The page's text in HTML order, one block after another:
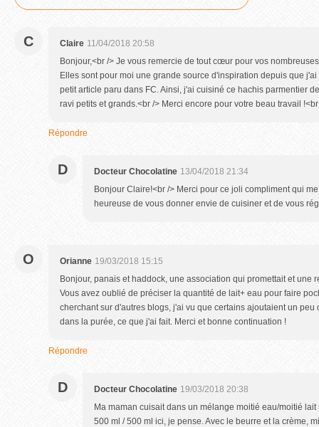
C Claire 11/04/2018 20:58
Bonjour,<br /> Je vous remercie de tout cœur pour vos
Elles sont pour moi une grande source d'inspiration depuis que
petit article paru dans FC. Ainsi, j'ai cuisiné ce hachis parmentier
ravi petits et grands.<br /> Merci encore pour votre beau travail
Répondre
D Docteur Chocolatine 13/04/2018 21:34
Bonjour Claire!<br /> Merci pour ce joli compliment qui
heureuse de vous donner envie de cuisiner et de vous
O Orianne 19/03/2018 15:15
Bonjour, panais et haddock, une association qui promettait et une
Vous avez oublié de préciser la quantité de lait+ eau pour faire
cherchant sur d'autres blogs, j'ai vu que certains ajoutaient un peu
dans la purée, ce que j'ai fait. Merci et bonne continuation !
Répondre
D Docteur Chocolatine 19/03/2018 20:38
Ma maman cuisait dans un mélange moitié eau/moitié
500 ml / 500 ml ici, je pense. Avec le beurre et la crème,